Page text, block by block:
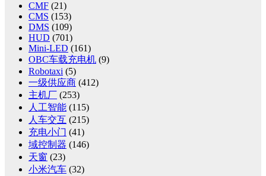
CMF (21)
CMS (153)
DMS (109)
HUD (701)
Mini-LED (161)
OBC车载充电机 (9)
Robotaxi (5)
一级供应商 (412)
主机厂 (253)
人工智能 (115)
人车交互 (215)
充电小门 (41)
域控制器 (146)
天窗 (23)
小米汽车 (32)